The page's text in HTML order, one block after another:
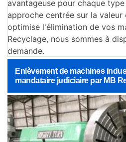
avantageuse pour chaque
approche centrée sur la valeur
optimise l'élimination de vos
Recyclage, nous sommes à
demande.
Enlèvement de machines
mandataire judiciaire par MB